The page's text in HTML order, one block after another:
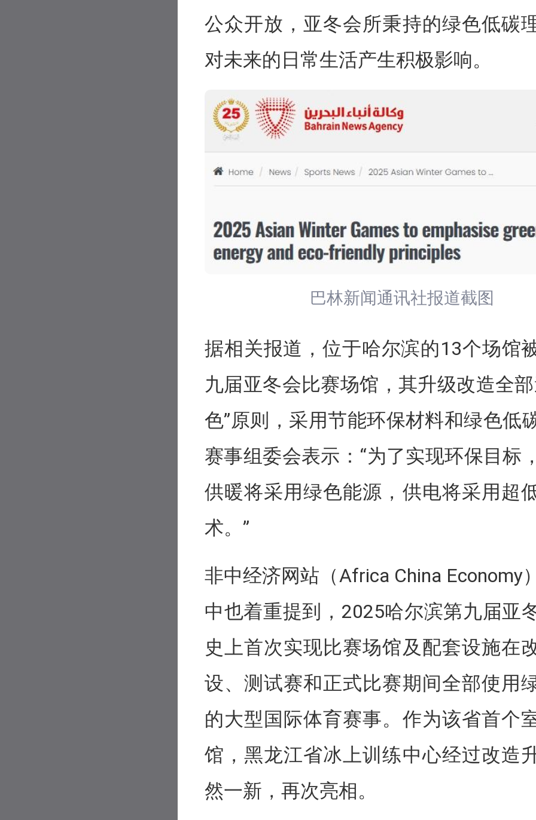
公众开放，亚冬会所秉持的绿色低碳
对未来的日常生活产生积极影响。
巴林新闻通讯社报道截图
据相关报道，位于哈尔滨的13个场馆
九届亚冬会比赛场馆，其升级改造全
色”原则，采用节能环保材料和绿色低
赛事组委会表示：“为了实现环保目标
供暖将采用绿色能源，供电将采用超
术。”
非中经济网站（Africa China Economy
中也着重提到，2025哈尔滨第九届亚
史上首次实现比赛场馆及配套设施在
设、测试赛和正式比赛期间全部使用
的大型国际体育赛事。作为该省首个
馆，黑龙江省冰上训练中心经过改造
然一新，再次亮相。